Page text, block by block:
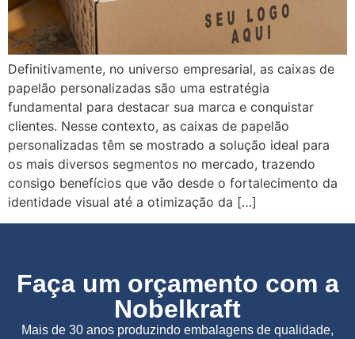
Definitivamente, no universo empresarial, as caixas de
papelão personalizadas são uma estratégia
fundamental para destacar sua marca e conquistar
clientes. Nesse contexto, as caixas de papelão
personalizadas têm se mostrado a solução ideal para
os mais diversos segmentos no mercado, trazendo
consigo benefícios que vão desde o fortalecimento da
identidade visual até a otimização da […]
Faça um orçamento com a
Nobelkraft
Mais de 30 anos produzindo embalagens de qualidade,